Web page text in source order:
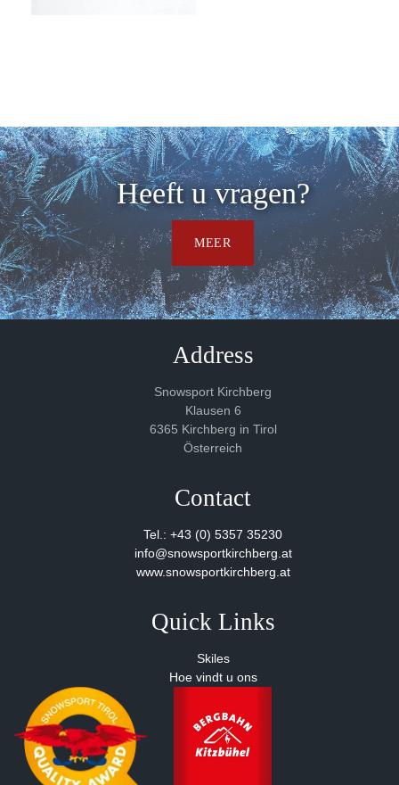
Heeft u vragen?
MEER
Address
Snowsport Kirchberg
Klausen 6
6365 Kirchberg in Tirol
Österreich
Contact
Tel.: +43 (0) 5357 35230
info@snowsportkirchberg.at
www.snowsportkirchberg.at
Quick Links
Skiles
Hoe vindt u ons